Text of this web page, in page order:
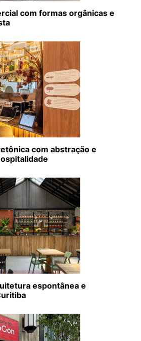
com formas orgânicas e
com abstração e
espontânea e